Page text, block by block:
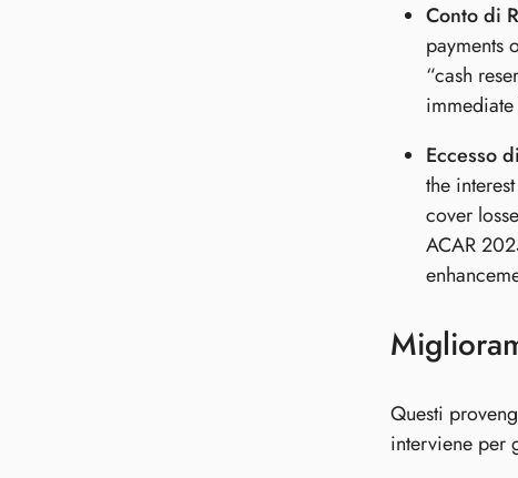
Conto di
payments
“cash
Eccesso
the
cover
ACAR
Questi
interviene per